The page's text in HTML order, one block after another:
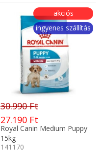
akciós
ingyenes szállítás
30.990 Ft
27.190 Ft
Royal Canin Medium Puppy
15kg
141170